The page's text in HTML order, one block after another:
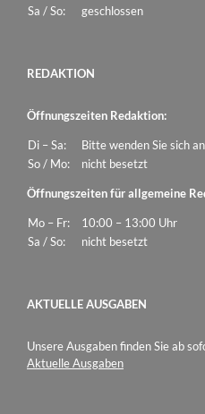
Sa / So:
geschlossen
REDAKTION
Öffnungszeiten Redaktion:
Di – Sa:
Bitte wenden Sie sich
So / Mo:
nicht besetzt
Öffnungszeiten für allgemeine
Mo – Fr:
10:00 – 13:00 Uhr
Sa / So:
nicht besetzt
AKTUELLE AUSGABEN
Unsere Ausgaben finden Sie ab
Aktuelle Ausgaben